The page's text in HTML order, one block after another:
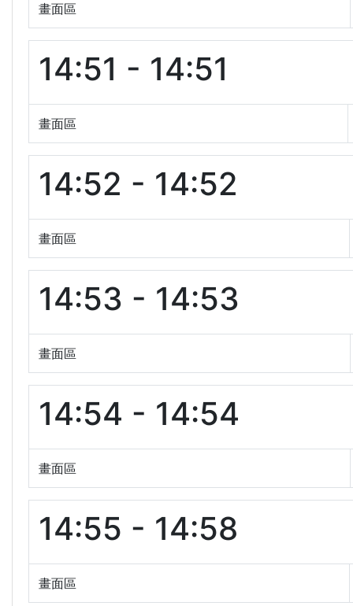
畫面區
14:51 - 14:51
畫面區
14:52 - 14:52
畫面區
14:53 - 14:53
畫面區
14:54 - 14:54
畫面區
14:55 - 14:58
畫面區